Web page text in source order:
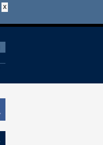
X